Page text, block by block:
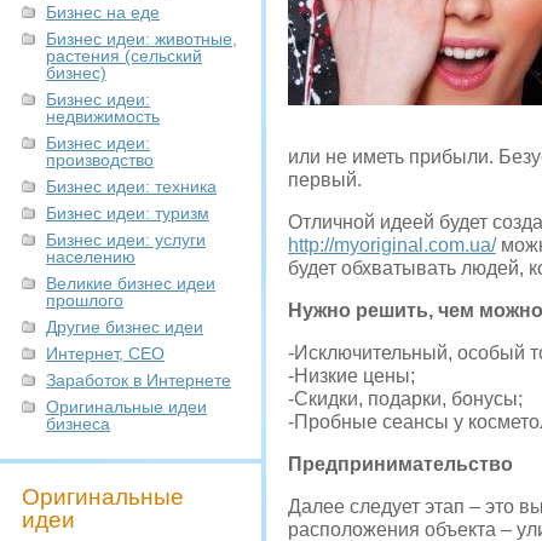
Бизнес на еде
Бизнес идеи: животные,
растения (сельский
бизнес)
Бизнес идеи:
недвижимость
Бизнес идеи:
производство
Бизнес идеи: техника
Бизнес идеи: туризм
Бизнес идеи: услуги
населению
Великие бизнес идеи
прошлого
Другие бизнес идеи
Интернет, СЕО
Заработок в Интернете
Оригинальные идеи
бизнеса
Оригинальные
идеи
или не иметь прибыли.
первый.
Отличной идеей будет
http://myoriginal.com.ua/
будет обхватывать людей,
Нужно решить, чем
-Исключительный, особый
-Низкие цены;
-Скидки, подарки, бонусы;
-Пробные сеансы у
Предпринимательство
Далее следует этап – это
расположения объекта –